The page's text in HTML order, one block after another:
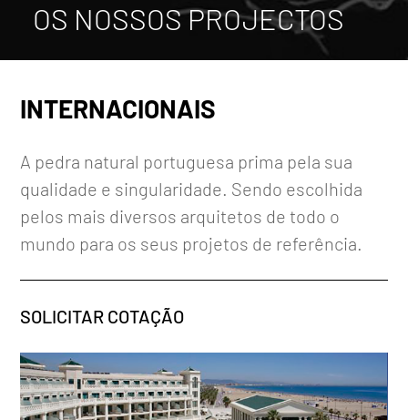
OS NOSSOS PROJECTOS
INTERNACIONAIS
A pedra natural portuguesa prima pela sua
qualidade e singularidade. Sendo escolhida
pelos mais diversos arquitetos de todo o
mundo para os seus projetos de referência.
SOLICITAR COTAÇÃO